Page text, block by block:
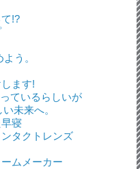
!?
う。
ます!
ているらしいが
未来へ。
寝
タクトレンズ
ムメーカー